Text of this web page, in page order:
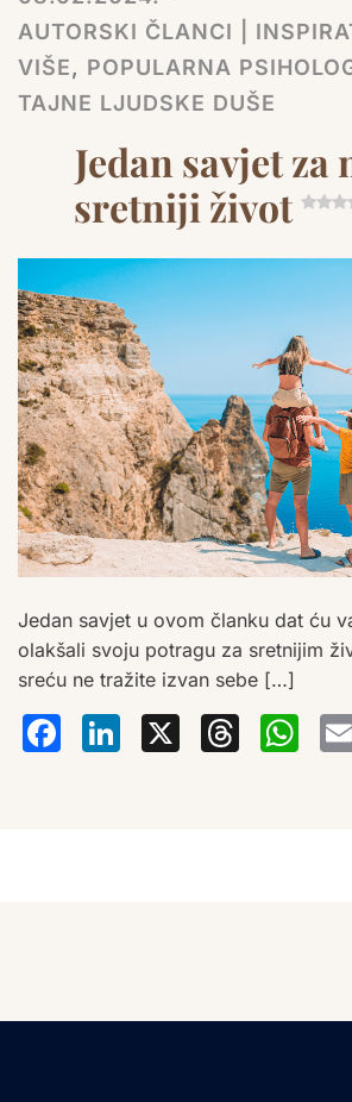
AUTORSKI ČLANCI |
VIŠE, POPULARNA
TAJNE LJUDSKE DUŠE
Jedan savjet za
sretniji život
Jedan savjet u ovom članku dat ću
olakšali svoju potragu za sretnijim
sreću ne tražite izvan sebe […]
Facebook
X